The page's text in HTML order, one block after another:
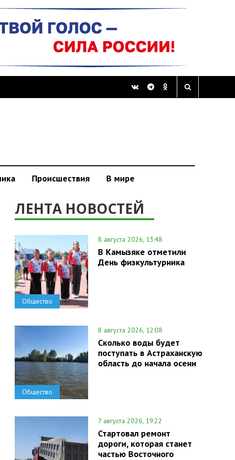
Происшествия В мире
ЛЕНТА НОВОСТЕЙ
Общество
8 августа 2026, 13:48
В Камызяке отметили
День физкультурника
Общество
8 августа 2026, 12:08
Сколько воды будет
поступать в Астраханскую
область до начала осени
7 августа 2026, 19:22
Стартовал ремонт
дороги, которая станет
частью Восточного